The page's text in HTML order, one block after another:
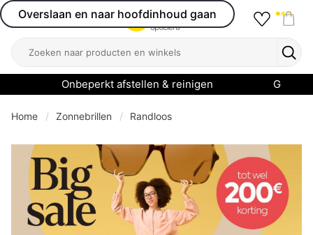
Overslaan en naar hoofdinhoud gaan
Open menu
Zoeken
Onbeperkt afstellen & reinigen
menu
Home Zonnebrillen Randloos